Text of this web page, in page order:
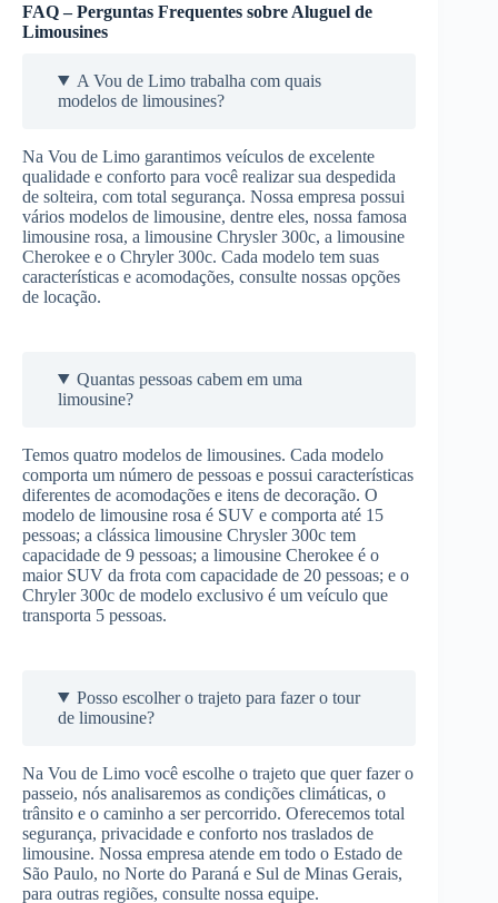
FAQ – Perguntas Frequentes sobre Aluguel de
Limousines
A Vou de Limo trabalha com quais
modelos de limousines?
Na Vou de Limo garantimos veículos de excelente
qualidade e conforto para você realizar sua despedida
de solteira, com total segurança. Nossa empresa possui
vários modelos de limousine, dentre eles, nossa famosa
limousine rosa, a limousine Chrysler 300c, a limousine
Cherokee e o Chryler 300c. Cada modelo tem suas
características e acomodações, consulte nossas opções
de locação.
Quantas pessoas cabem em uma
limousine?
Temos quatro modelos de limousines. Cada modelo
comporta um número de pessoas e possui características
diferentes de acomodações e itens de decoração. O
modelo de limousine rosa é SUV e comporta até 15
pessoas; a clássica limousine Chrysler 300c tem
capacidade de 9 pessoas; a limousine Cherokee é o
maior SUV da frota com capacidade de 20 pessoas; e o
Chryler 300c de modelo exclusivo é um veículo que
transporta 5 pessoas.
Posso escolher o trajeto para fazer o tour
de limousine?
Na Vou de Limo você escolhe o trajeto que quer fazer o
passeio, nós analisaremos as condições climáticas, o
trânsito e o caminho a ser percorrido. Oferecemos total
segurança, privacidade e conforto nos traslados de
limousine. Nossa empresa atende em todo o Estado de
São Paulo, no Norte do Paraná e Sul de Minas Gerais,
para outras regiões, consulte nossa equipe.